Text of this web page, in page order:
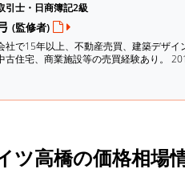
引士・日商簿記2級
(監修者)
社で15年以上、不動産売買、建築デザ
古住宅、商業施設等の売買経験あり。
ツ高橋の価格相場